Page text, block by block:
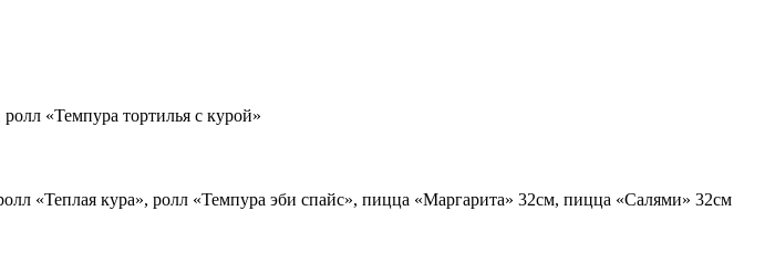
«Темпура тортилья с курой»
«Теплая кура», ролл «Темпура эби спайс», пицца «Маргарита» 32см, пицца «Салями» 32см